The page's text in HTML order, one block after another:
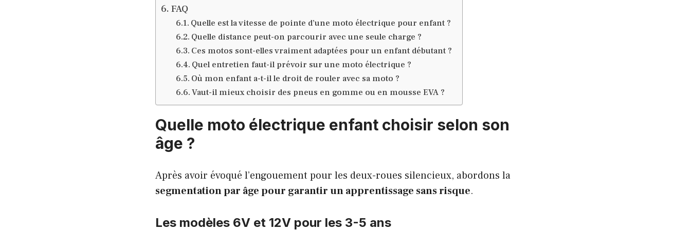
FAQ
Quelle est la vitesse de pointe d’une moto électrique pour enfant ?
Quelle distance peut-on parcourir avec une seule charge ?
Ces motos sont-elles vraiment adaptées pour un enfant débutant ?
Quel entretien faut-il prévoir sur une moto électrique ?
Où mon enfant a-t-il le droit de rouler avec sa moto ?
Vaut-il mieux choisir des pneus en gomme ou en mousse EVA ?
Quelle moto électrique enfant choisir selon son
âge ?
Après avoir évoqué l’engouement pour les deux-roues silencieux, abordons la
segmentation par âge pour garantir un apprentissage sans risque.
Les modèles 6V et 12V pour les 3-5 ans